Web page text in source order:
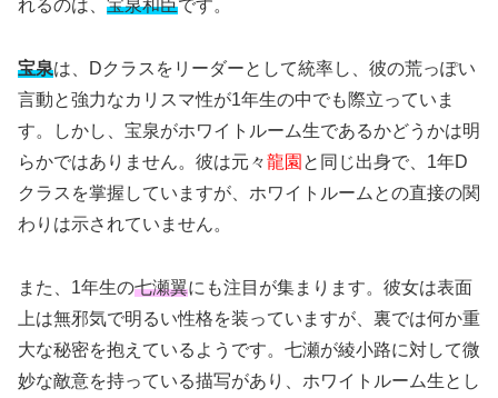
れるのは、 宝泉和臣です。
宝泉は、Dクラスをリーダーとして統率し、彼の荒っぽい
言動と強力なカリスマ性が1年生の中でも際立っていま
す。しかし、宝泉がホワイトルーム生であるかどうかは明
らかではありません。彼は元々龍園 と同じ出身で、1年D
クラスを掌握していますが、ホワイトルームとの直接の関
わりは示されていません。
また、1年生の七瀬翼にも注目が集まります。彼女は表面
上は無邪気で明るい性格を装っていますが、裏では何か重
大な秘密を抱えているようです。七瀬が綾小路に対して微
妙な敵意を持っている描写があり、ホワイトルーム生とし